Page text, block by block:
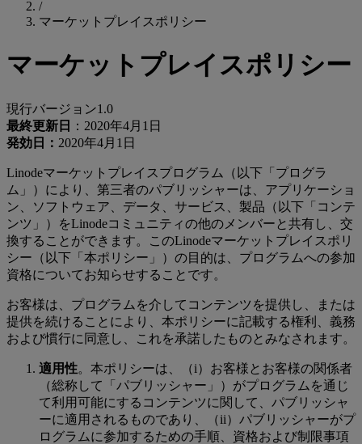
/
マーケットプレイスポリシー
マーケットプレイスポリシー
現行バージョン1.0
最終更新日
：2020年4月1日
発効日： 2020年4月1日
Linodeマーケットプレイスプログラム（以下「プログラ
ム」）により、第三者のパブリッシャーは、アプリケーショ
ン、ソフトウェア、データ、サービス、製品（以下「コンテ
ンツ」）をLinodeコミュニティの他のメンバーと共有し、交
換することができます。このLinodeマーケットプレイスポリ
シー（以下「本ポリシー」）の目的は、プログラムへの参加
資格についてお知らせすることです。
お客様は、プログラムを介してコンテンツを提供し、または
提供を続けることにより、本ポリシーに記載する権利、義務
および慣行に同意し、これを承諾したものとみなされます。
適用性。本ポリシーは、（i）お客様とお客様の関係者
（総称して「パブリッシャー」）がプログラムを通じ
て利用可能にするコンテンツに関して、パブリッシャ
ーに適用されるものであり、（ii）パブリッシャーがプ
ログラムに参加するための手順、資格および制限事項